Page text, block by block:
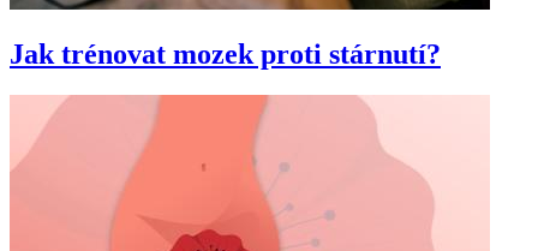
Jak trénovat mozek proti stárnutí?